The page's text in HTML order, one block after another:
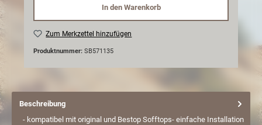
In den Warenkorb
Zum Merkzettel hinzufügen
Produktnummer: SB571135
Beschreibung
- kompatibel mit original und Bestop Sofftops- einfache Installation